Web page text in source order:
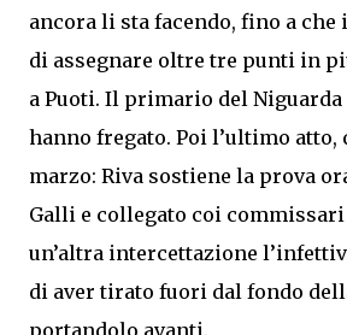
ancora li sta facendo, fino a che
di assegnare oltre tre punti in
a Puoti. Il primario del Niguarda
hanno fregato. Poi l’ultimo atto,
marzo: Riva sostiene la prova
Galli e collegato coi
un’altra intercettazione
di aver tirato fuori dal fondo
portandolo avanti.